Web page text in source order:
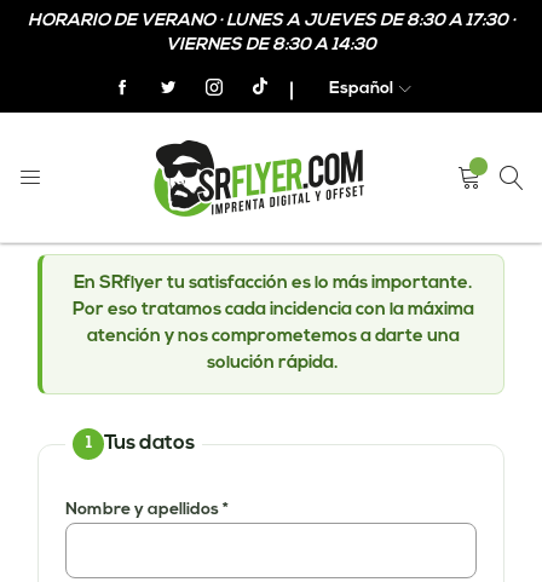
HORARIO DE VERANO · LUNES A JUEVES DE 8:30 A 17:30 ·
VIERNES DE 8:30 A 14:30
Español
¿Algún problema con tu pedido?
Cuéntanoslo con detalle y adjunta fotos o vídeo. Lo
revisamos y te damos solución lo antes posible.
En SRflyer tu satisfacción es lo más importante.
Por eso tratamos cada incidencia con la máxima
atención y nos comprometemos a darte una
solución rápida.
1 Tus datos
Nombre y apellidos *